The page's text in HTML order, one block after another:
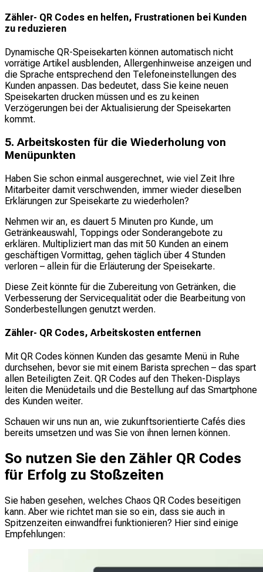
Zähler- QR Codes en helfen, Frustrationen bei Kunden
zu reduzieren
Dynamische QR-Speisekarten können automatisch nicht
vorrätige Artikel ausblenden, Allergenhinweise anzeigen und
die Sprache entsprechend den Telefoneinstellungen des
Kunden anpassen. Das bedeutet, dass Sie keine neuen
Speisekarten drucken müssen und es zu keinen
Verzögerungen bei der Aktualisierung der Speisekarten
kommt.
5. Arbeitskosten für die Wiederholung von
Menüpunkten
Haben Sie schon einmal ausgerechnet, wie viel Zeit Ihre
Mitarbeiter damit verschwenden, immer wieder dieselben
Erklärungen zur Speisekarte zu wiederholen?
Nehmen wir an, es dauert 5 Minuten pro Kunde, um
Getränkeauswahl, Toppings oder Sonderangebote zu
erklären. Multipliziert man das mit 50 Kunden an einem
geschäftigen Vormittag, gehen täglich über 4 Stunden
verloren – allein für die Erläuterung der Speisekarte.
Diese Zeit könnte für die Zubereitung von Getränken, die
Verbesserung der Servicequalität oder die Bearbeitung von
Sonderbestellungen genutzt werden.
Zähler- QR Codes, Arbeitskosten entfernen
Mit QR Codes können Kunden das gesamte Menü in Ruhe
durchsehen, bevor sie mit einem Barista sprechen – das spart
allen Beteiligten Zeit. QR Codes auf den Theken-Displays
leiten die Menüdetails und die Bestellung auf das Smartphone
des Kunden weiter.
Schauen wir uns nun an, wie zukunftsorientierte Cafés dies
bereits umsetzen und was Sie von ihnen lernen können.
So nutzen Sie den Zähler QR Codes
für Erfolg zu Stoßzeiten
Sie haben gesehen, welches Chaos QR Codes beseitigen
kann. Aber wie richtet man sie so ein, dass sie auch in
Spitzenzeiten einwandfrei funktionieren? Hier sind einige
Empfehlungen: